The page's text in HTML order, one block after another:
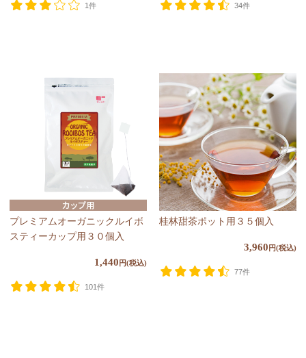
1件 34件
プレミアムオーガニックルイボ
スティーカップ用３０個入
1,440 円(税込)
101件
桂林甜茶ポット用３５個入
3,960 円(税込)
77件